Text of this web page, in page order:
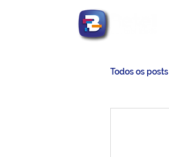
Todos os posts